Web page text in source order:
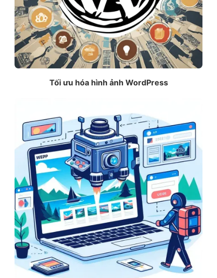
Tối ưu hóa hình ảnh WordPress